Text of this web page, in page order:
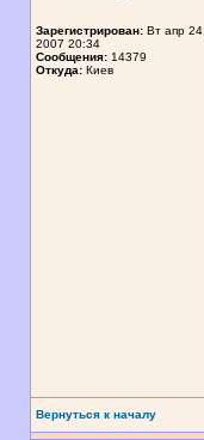
Зарегистрирован: Вт апр 24,
2007 20:34
Сообщения: 14379
Откуда: Киев
Вернуться к началу